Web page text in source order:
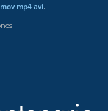
mp4 avi.